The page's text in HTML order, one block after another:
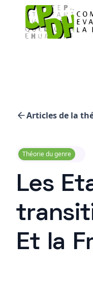
Articles de la
Théorie du genre
Les
Et la